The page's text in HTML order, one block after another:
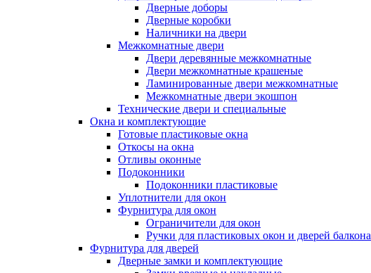
Дверные доборы
Дверные коробки
Наличники на двери
Межкомнатные двери
Двери деревянные межкомнатные
Двери межкомнатные крашеные
Ламинированные двери межкомнатные
Межкомнатные двери экошпон
Технические двери и специальные
Окна и комплектующие
Готовые пластиковые окна
Откосы на окна
Отливы оконные
Подоконники
Подоконники пластиковые
Уплотнители для окон
Фурнитура для окон
Ограничители для окон
Ручки для пластиковых окон и дверей балкона
Фурнитура для дверей
Дверные замки и комплектующие